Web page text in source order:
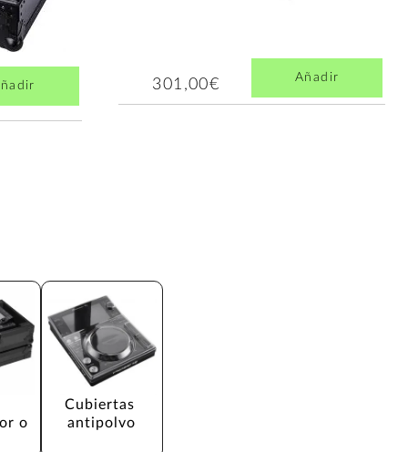
301,00€ Añadir
o
Cubiertas
antipolvo